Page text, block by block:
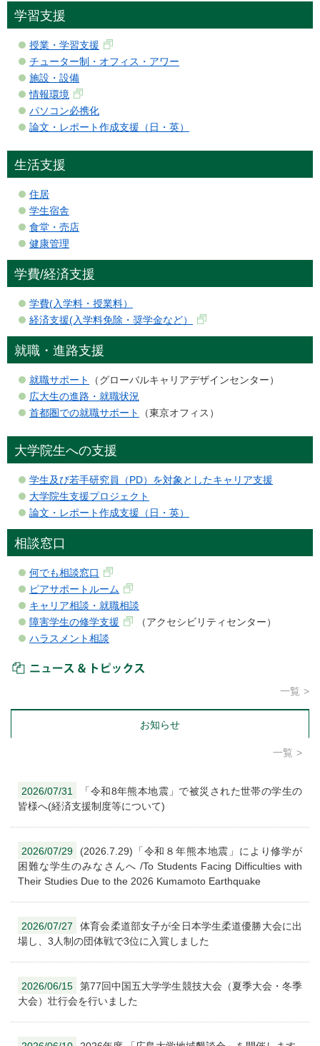
学習支援
授業・学習支援
チューター制・オフィス・アワー
施設・設備
情報環境
パソコン必携化
論文・レポート作成支援（日・英）
生活支援
住居
学生宿舎
食堂・売店
健康管理
学費/経済支援
学費(入学料・授業料）
経済支援(入学料免除・奨学金など）
就職・進路支援
就職サポート
（グローバルキャリアデザインセンター）
広大生の進路・就職状況
首都圏での就職サポート
（東京オフィス）
大学院生への支援
学生及び若手研究員（PD）を対象としたキャリア支援
大学院生支援プロジェクト
論文・レポート作成支援（日・英）
相談窓口
何でも相談窓口
ピアサポートルーム
キャリア相談・就職相談
障害学生の修学支援
（アクセシビリティセンター）
ハラスメント相談
一覧
お知らせ
一覧
2026/07/31
「令和8年熊本地震」で被災された世帯の学生の
皆様へ(経済支援制度等について)
2026/07/29
(2026.7.29)「令和８年熊本地震」により修学が
困難な学生のみなさんへ /To Students Facing Difficulties with
Their Studies Due to the 2026 Kumamoto Earthquake
2026/07/27
体育会柔道部女子が全日本学生柔道優勝大会に出
場し、3人制の団体戦で3位に入賞しました
2026/06/15
第77回中国五大学学生競技大会（夏季大会・冬季
大会）壮行会を行いました